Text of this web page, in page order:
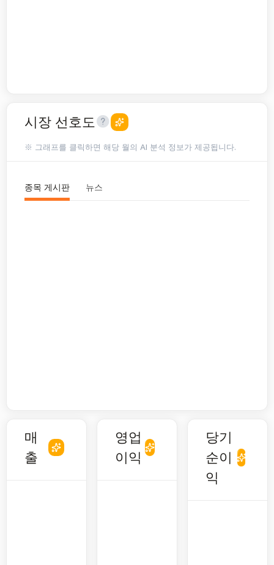
시장 선호도
※ 그래프를 클릭하면 해당 월의 AI 분석 정보가 제공됩니다.
종목 게시판 뉴스
매
출
영업
이익
당기
순이
익